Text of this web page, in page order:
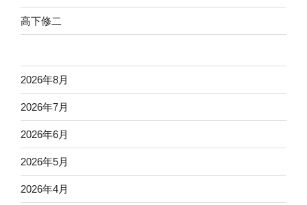
高下修二
2026年8月
2026年7月
2026年6月
2026年5月
2026年4月